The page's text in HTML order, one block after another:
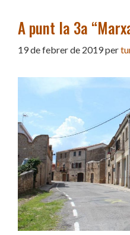
A punt la 3a
19 de febrer de 2019per